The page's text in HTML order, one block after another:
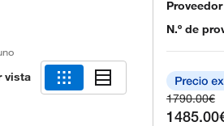
vista
Proveedor
N.º de
1790.00€